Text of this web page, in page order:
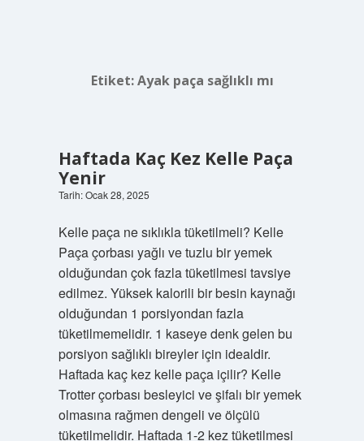
Etiket:Ayak paça sağlıklı mı
Haftada Kaç Kez Kelle Paça
Yenir
Tarih: Ocak 28, 2025
Kelle paça ne sıklıkla tüketilmeli? Kelle
Paça çorbası yağlı ve tuzlu bir yemek
olduğundan çok fazla tüketilmesi tavsiye
edilmez. Yüksek kalorili bir besin kaynağı
olduğundan 1 porsiyondan fazla
tüketilmemelidir. 1 kaseye denk gelen bu
porsiyon sağlıklı bireyler için idealdir.
Haftada kaç kez kelle paça içilir? Kelle
Trotter çorbası besleyici ve şifalı bir yemek
olmasına rağmen dengeli ve ölçülü
tüketilmelidir. Haftada 1-2 kez tüketilmesi